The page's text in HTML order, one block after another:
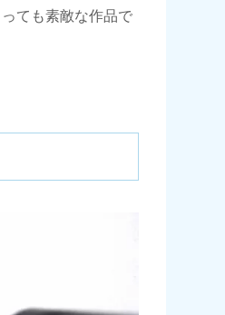
ても素敵な作品で